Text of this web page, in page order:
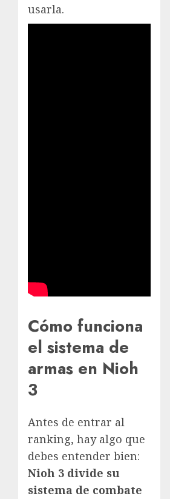
usarla.
Cómo funciona
el sistema de
armas en Nioh
3
Antes de entrar al
ranking, hay algo que
debes entender bien:
Nioh 3 divide su
sistema de combate